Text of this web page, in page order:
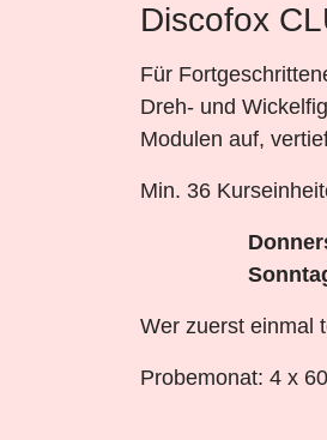
Discofox
Für
Dreh- und
Modulen auf,
Min. 36
Wer zuerst einmal
Probemonat: 4 x